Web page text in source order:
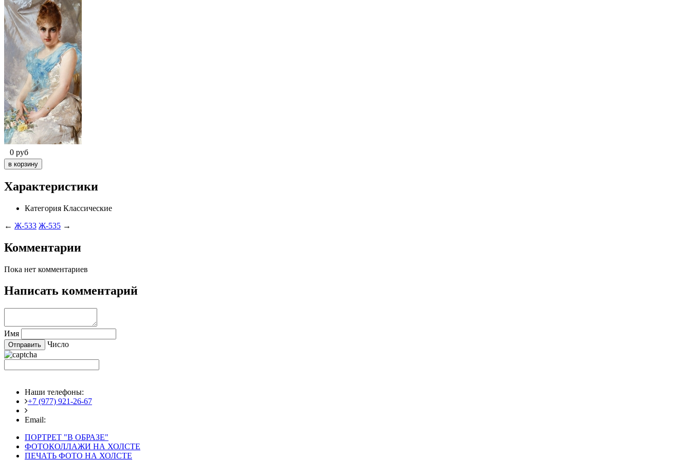
0 руб
Характеристики
Категория Классические
← Ж-533 Ж-535 →
Комментарии
Пока нет комментариев
Написать комментарий
Имя
Число
Наши телефоны:
+7 (977) 921-26-67
Email:
ПОРТРЕТ "В ОБРАЗЕ"
ФОТОКОЛЛАЖИ НА ХОЛСТЕ
ПЕЧАТЬ ФОТО НА ХОЛСТЕ